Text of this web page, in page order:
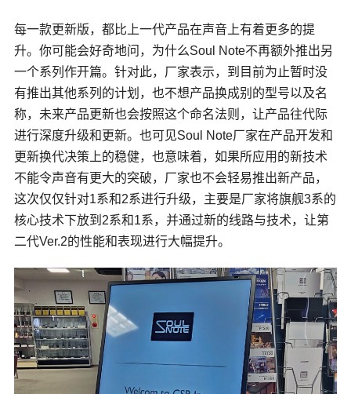
每一款更新版，都比上一代产品在声音上有着更多的提
升。你可能会好奇地问，为什么Soul Note不再额外推出另
一个系列作开篇。针对此，厂家表示，到目前为止暂时没
有推出其他系列的计划，也不想产品换成别的型号以及名
称，未来产品更新也会按照这个命名法则，让产品往代际
进行深度升级和更新。也可见Soul Note厂家在产品开发和
更新换代决策上的稳健，也意味着，如果所应用的新技术
不能令声音有更大的突破，厂家也不会轻易推出新产品，
这次仅仅针对1系和2系进行升级，主要是厂家将旗舰3系的
核心技术下放到2系和1系，并通过新的线路与技术，让第
二代Ver.2的性能和表现进行大幅提升。